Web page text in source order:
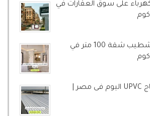
على سوق العقارات في
تكلفة تأسيس وتشطيب شقة 100 متر في
سعر متر بديل الصاج UPVC اليوم فى مصر |